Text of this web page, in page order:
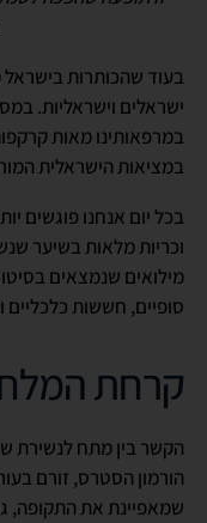
בעוד שהכותרות
ישראלים וישראליות.
במרפאותינו מאות
במציאות הישראלית
בכל יום אנחנו פוגשים
וכריות מלאות בשיער
סופיים, חששות
קרחת
הקשר בין מתח לנשירת
הורמון הסטרס, זורם
שמאפיינת את התקופה,